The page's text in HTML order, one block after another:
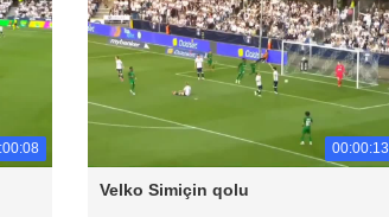
00:00:13
Velko Simiçin qolu